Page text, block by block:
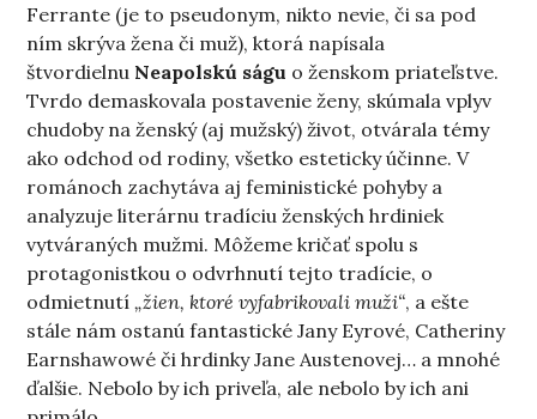
Ferrante (je to pseudonym, nikto nevie, či sa pod
ním skrýva žena či muž), ktorá napísala
štvordielnu Neapolskú ságu o ženskom priateľstve.
Tvrdo demaskovala postavenie ženy, skúmala vplyv
chudoby na ženský (aj mužský) život, otvárala témy
ako odchod od rodiny, všetko esteticky účinne. V
románoch zachytáva aj feministické pohyby a
analyzuje literárnu tradíciu ženských hrdiniek
vytváraných mužmi. Môžeme kričať spolu s
protagonistkou o odvrhnutí tejto tradície, o
odmietnutí„žien, ktoré vyfabrikovali muži“, a ešte
stále nám ostanú fantastické Jany Eyrové, Catheriny
Earnshawowé či hrdinky Jane Austenovej… a mnohé
ďalšie. Nebolo by ich priveľa, ale nebolo by ich ani